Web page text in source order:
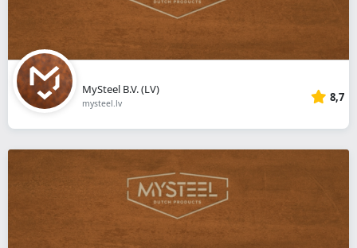
MySteel B.V. (LV)
mysteel.lv 8,7